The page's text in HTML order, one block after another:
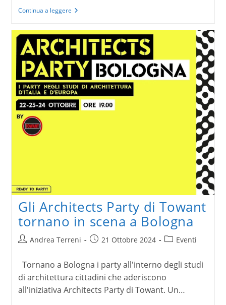
Continua a leggereFerrari
GTS,
icona
del
design
automobilistico
Gli Architects Party di Towant
tornano in scena a Bologna
AutoreAndrea Terreni
Articolo21 Ottobre 2024
Categoria
Eventi
Tornano a Bologna i party all'interno degli studi
di architettura cittadini che aderiscono
all'iniziativa Architects Party di Towant. Un…